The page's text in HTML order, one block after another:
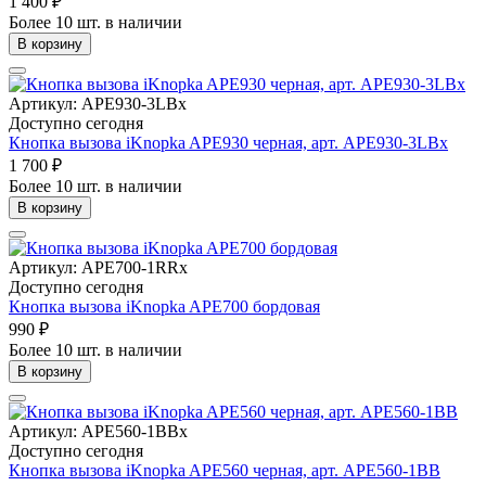
Более 10 шт. в наличии
В корзину
Артикул: APE930-3LBx
Доступно сегодня
Кнопка вызова iKnopka APE930 черная, арт. APE930-3LBx
1 700 ₽
Более 10 шт. в наличии
В корзину
Артикул: APE700-1RRx
Доступно сегодня
Кнопка вызова iKnopka APE700 бордовая
990 ₽
Более 10 шт. в наличии
В корзину
Артикул: APE560-1BBx
Доступно сегодня
Кнопка вызова iKnopka APE560 черная, арт. APE560-1BB